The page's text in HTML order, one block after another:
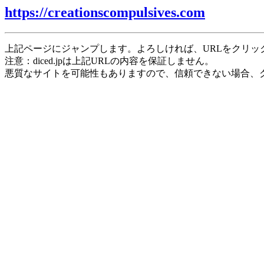
https://creationscompulsives.com
上記ページにジャンプします。よろしければ、URLをクリ
注意：diced.jpは上記URLの内容を保証しません。
悪質なサイトを可能性もありますので、信頼できない場合、